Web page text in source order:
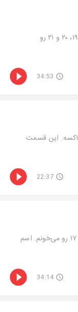
تو این ا‍پیزود صفحه ۱۷، ۱۸، ۱۹، ۲۰ و ۲۱ رو
34:53
این قسمت
22:37
تو این ا‍پیزود صفحه ۱۵، ۱۶و ۱۷ رو می‌خونم. اسم
34:14